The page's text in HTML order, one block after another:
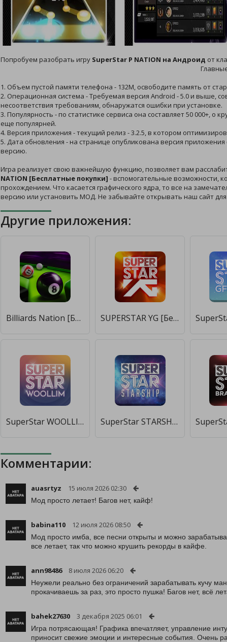
Попробуем разобрать игру SuperStar P NATION на Андроид от
1. Объем пустой памяти телефона - 132M, освободите память от
2. Операционная система - Требуемая версия Android - 5.0 и выше,
несоответствия требованиям, обнаружатся ошибки при установке.
3. Популярность - по статистике сервиса она составляет 50 000+, о
еще популярней.
4. Версия приложения - текущий релиз - 3.2.5, в котором
5. Дата обновления - на странице опубликована версия
версию.
Игра реализует свою важнейшую функцию, позволяет вам
NATION [Бесплатные покупки] - вспомогательные возможности,
прохождением. Что касается графического ядра, то все на
версию или установить МОД. Не забывайте открывать наш сайт
Другие приложения:
Billiards Nation [Бесплатные покупки] SUPERSTAR YG [Бесплатные покупки]
SuperStar WOOLLIM [Много денег] SuperStar STARSHIP [Много монет]
Комментарии:
auasrtyz 15 июля 2026 02:30
Мод просто летает! Багов нет, кайф!
babina110 12 июля 2026 08:50
Мод просто имба, все песни открыты и можно
все летает, так что можно крушить рекорды в кайфе.
ann98486 8 июля 2026 06:20
Неужели реально без ограничений зарабатывать кучу
прокачиваешь за раз, это просто пушка! Багов нет, всё
bahek27630 3 декабря 2025 06:01
Игра потрясающая! Графика впечатляет, управление
приносит свежие эмоции и интересные события. Очень